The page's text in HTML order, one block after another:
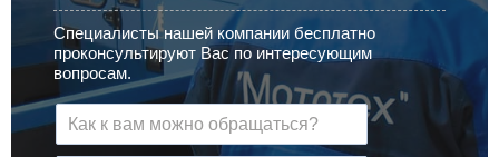
Специалисты нашей компании бесплатно
проконсультируют Вас по интересующим
вопросам.